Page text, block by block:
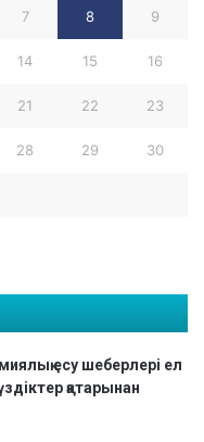
7 8 9
14 15 16
21 22 23
28 29 30
есу шеберлері ел
қатарынан